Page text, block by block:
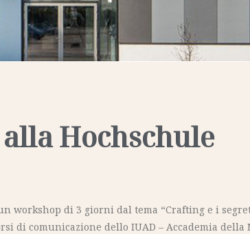
Hochschule
workshop di 3 giorni dal tema “Crafting e i
di comunicazione dello IUAD – Accademia della